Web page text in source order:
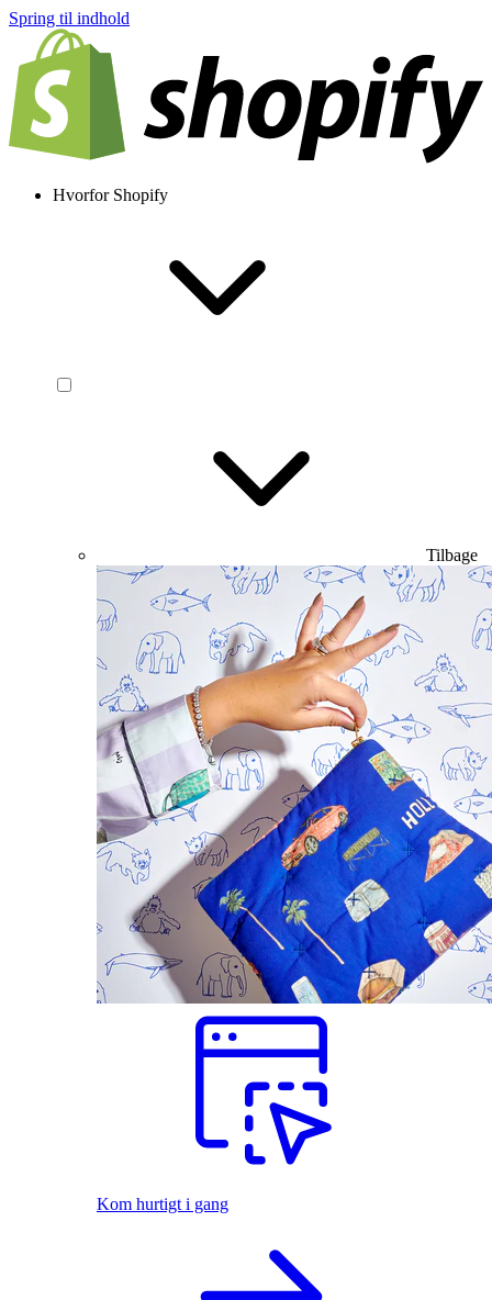
Spring til indhold
Hvorfor Shopify
Tilbage
Kom hurtigt i gang